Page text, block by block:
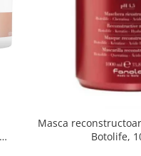
Masca
Botolife,